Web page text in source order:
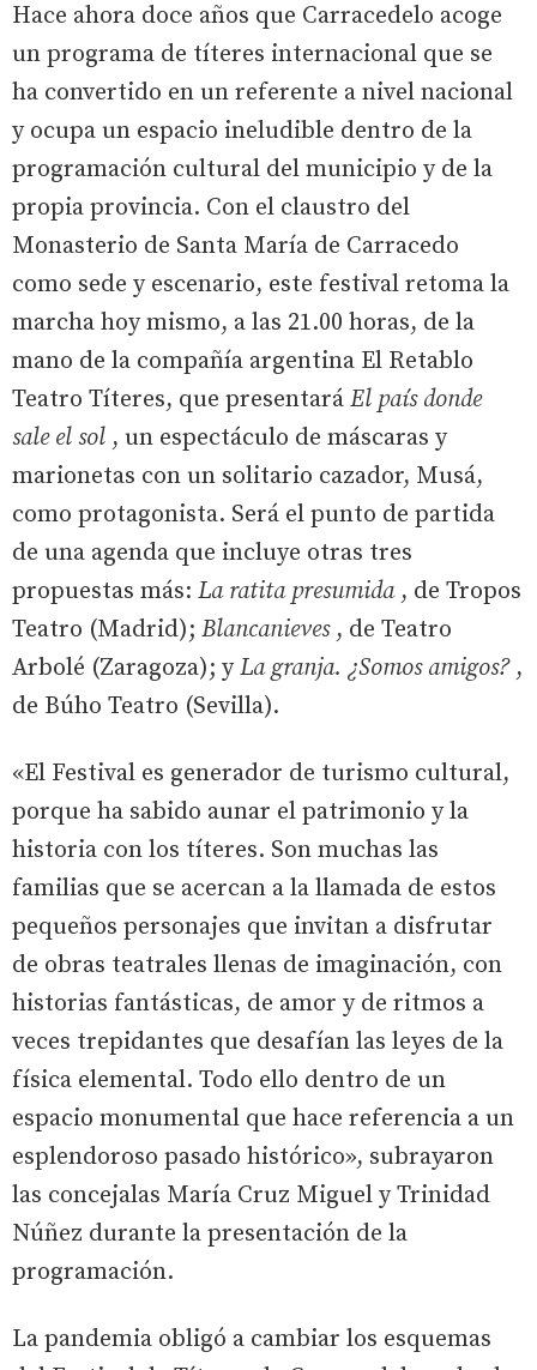
Hace ahora doce años que Carracedelo acoge
un programa de títeres internacional que se
ha convertido en un referente a nivel nacional
y ocupa un espacio ineludible dentro de la
programación cultural del municipio y de la
propia provincia. Con el claustro del
Monasterio de Santa María de Carracedo
como sede y escenario, este festival retoma la
marcha hoy mismo, a las 21.00 horas, de la
mano de la compañía argentina El Retablo
Teatro Títeres, que presentará El país donde
sale el sol , un espectáculo de máscaras y
marionetas con un solitario cazador, Musá,
como protagonista. Será el punto de partida
de una agenda que incluye otras tres
propuestas más: La ratita presumida, de Tropos
Teatro (Madrid); Blancanieves, de Teatro
Arbolé (Zaragoza); yLa granja. ¿Somos amigos?,
de Búho Teatro (Sevilla).
«El Festival es generador de turismo cultural,
porque ha sabido aunar el patrimonio y la
historia con los títeres. Son muchas las
familias que se acercan a la llamada de estos
pequeños personajes que invitan a disfrutar
de obras teatrales llenas de imaginación, con
historias fantásticas, de amor y de ritmos a
veces trepidantes que desafían las leyes de la
física elemental. Todo ello dentro de un
espacio monumental que hace referencia a un
esplendoroso pasado histórico», subrayaron
las concejalas María Cruz Miguel y Trinidad
Núñez durante la presentación de la
programación.
La pandemia obligó a cambiar los esquemas